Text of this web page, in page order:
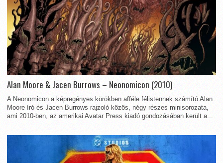
Alan Moore & Jacen Burrows – Neonomicon (2010)
A Neonomicon a képregényes körökben afféle félistennek számító Alan
Moore író és Jacen Burrows rajzoló közös, négy részes minisorozata,
ami 2010-ben, az amerikai Avatar Press kiadó gondozásában került a...